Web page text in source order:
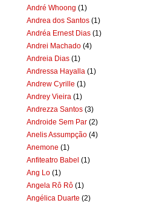
André Whoong (1)
Andrea dos Santos (1)
Andréa Ernest Dias (1)
Andrei Machado (4)
Andreia Dias (1)
Andressa Hayalla (1)
Andrew Cyrille (1)
Andrey Vieira (1)
Andrezza Santos (3)
Androide Sem Par (2)
Anelis Assumpção (4)
Anemone (1)
Anfiteatro Babel (1)
Ang Lo (1)
Angela Rô Rô (1)
Angélica Duarte (2)